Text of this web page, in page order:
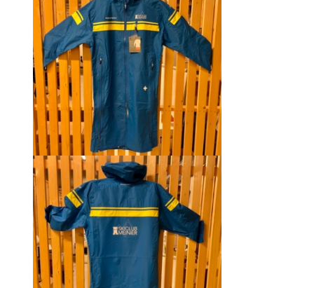
CHF 129.00.CHF 69.00.